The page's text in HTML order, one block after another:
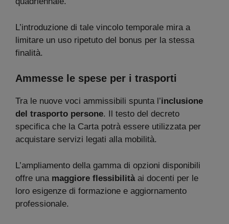
L’introduzione di tale vincolo temporale mira a
limitare un uso ripetuto del bonus per la stessa
finalità.
Ammesse le spese per i trasporti
Tra le nuove voci ammissibili spunta l’inclusione
del trasporto persone. Il testo del decreto
specifica che la Carta potrà essere utilizzata per
acquistare servizi legati alla mobilità.
L’ampliamento della gamma di opzioni disponibili
offre una maggiore flessibilitàai docenti per le
loro esigenze di formazione e aggiornamento
professionale.